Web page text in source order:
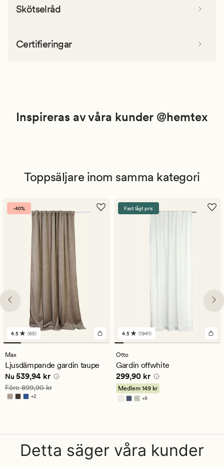
Skötselråd
Certifieringar
Inspireras av våra kunder @hemtex
Toppsäljare inom samma kategori
-40%
65
omdömen
med
ett
genomsnittligt
betyg
på
4.5
4.5 (65)
Max
Ljusdämpande gardin taupe
Nuvarande pris
Nu 539,94 kr
Ordinarie pris 899,90 kr
Före899,90 kr
+2
Finns i fler färger
Fast lågt pris
1941
omdömen
med
ett
genomsnittligt
betyg
på
4.5
4.5 (1941)
Otto
Gardin offwhite
Pris 299,90 kr
299,90 kr
Medlem 149 kr
+9
Finns i fler färger
Detta säger våra kunder